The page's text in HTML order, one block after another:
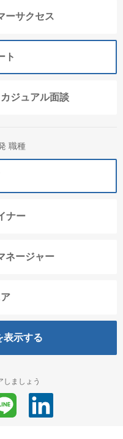
ーサクセス
ト
ジュアル面談
職種
ナー
ネージャー
表示する
しましょう